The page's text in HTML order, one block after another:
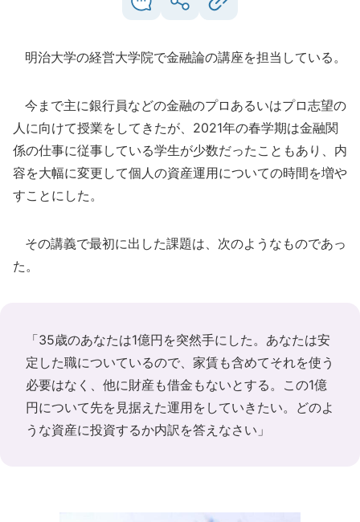
明治大学の経営大学院で金融論の講座を担当している。
今まで主に銀行員などの金融のプロあるいはプロ志望の
人に向けて授業をしてきたが、2021年の春学期は金融関
係の仕事に従事している学生が少数だったこともあり、内
容を大幅に変更して個人の資産運用についての時間を増や
すことにした。
その講義で最初に出した課題は、次のようなものであっ
た。
「35歳のあなたは1億円を突然手にした。あなたは安
定した職についているので、家賃も含めてそれを使う
必要はなく、他に財産も借金もないとする。この1億
円について先を見据えた運用をしていきたい。どのよ
うな資産に投資するか内訳を答えなさい」